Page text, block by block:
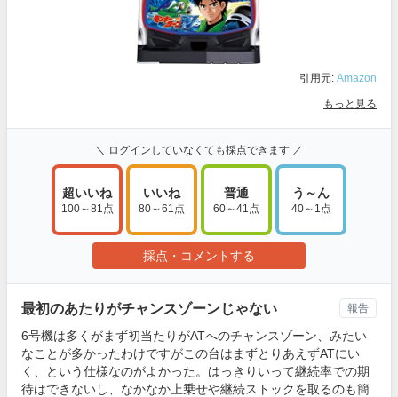
引用元: Amazon
もっと見る
＼ ログインしていなくても採点できます ／
超いいね
100～81点
いいね
80～61点
普通
60～41点
う～ん
40～1点
採点・コメントする
最初のあたりがチャンスゾーンじゃない
6号機は多くがまず初当たりがATへのチャンスゾーン、みたい
なことが多かったわけですがこの台はまずとりあえずATにい
く、という仕様なのがよかった。はっきりいって継続率での期
待はできないし、なかなか上乗せや継続ストックを取るのも簡
報告